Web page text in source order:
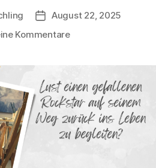
Veröffentlichungsdatum
August 22, 2025
Kommentarezu
the
Dark